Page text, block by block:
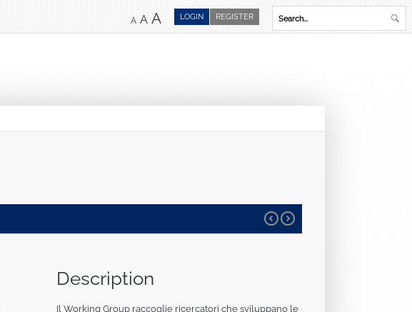
REGISTER
LOGIN
A A A
Description
Il Working Group raccoglie ricercatori che sviluppano le